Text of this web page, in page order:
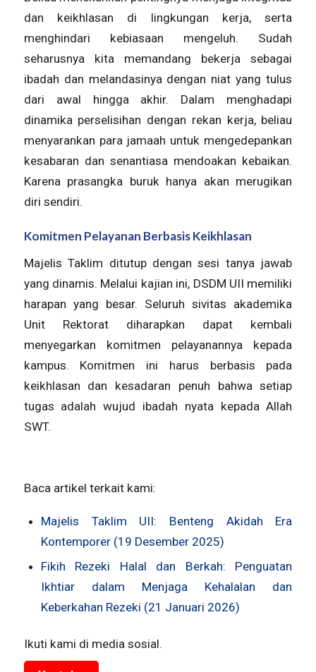
dan keikhlasan di lingkungan kerja, serta
menghindari kebiasaan mengeluh. Sudah
seharusnya kita memandang bekerja sebagai
ibadah dan melandasinya dengan niat yang tulus
dari awal hingga akhir. Dalam menghadapi
dinamika perselisihan dengan rekan kerja, beliau
menyarankan para jamaah untuk mengedepankan
kesabaran dan senantiasa mendoakan kebaikan.
Karena prasangka buruk hanya akan merugikan
diri sendiri.
Komitmen Pelayanan Berbasis Keikhlasan
Majelis Taklim ditutup dengan sesi tanya jawab
yang dinamis. Melalui kajian ini, DSDM UII memiliki
harapan yang besar. Seluruh sivitas akademika
Unit Rektorat diharapkan dapat kembali
menyegarkan komitmen pelayanannya kepada
kampus. Komitmen ini harus berbasis pada
keikhlasan dan kesadaran penuh bahwa setiap
tugas adalah wujud ibadah nyata kepada Allah
SWT.
Baca artikel terkait kami:
Majelis Taklim UII: Benteng Akidah Era
Kontemporer (19 Desember 2025)
Fikih Rezeki Halal dan Berkah: Penguatan
Ikhtiar dalam Menjaga Kehalalan dan
Keberkahan Rezeki (21 Januari 2026)
Ikuti kami di media sosial.